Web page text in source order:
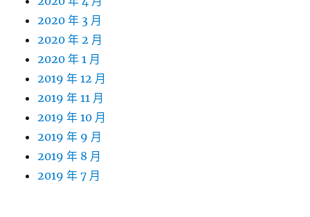
2020 年 3 月
2020 年 2 月
2020 年 1 月
2019 年 12 月
2019 年 11 月
2019 年 10 月
2019 年 9 月
2019 年 8 月
2019 年 7 月